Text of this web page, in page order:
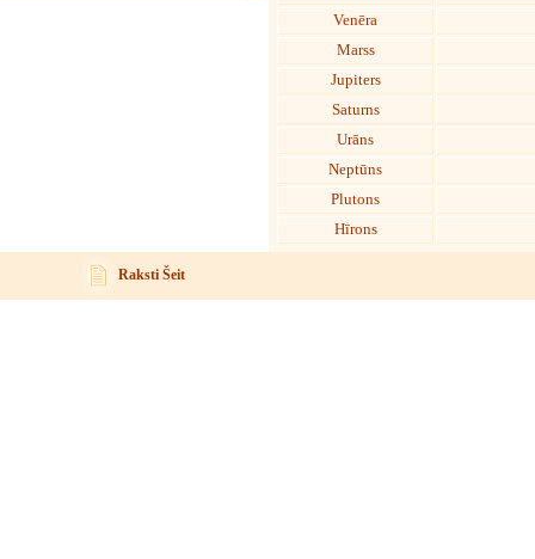
Venēra
Marss
Jupiters
Saturns
Urāns
Neptūns
Plutons
Hīrons
Raksti Šeit